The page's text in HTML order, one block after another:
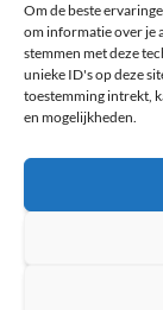
Om de beste
om informatie over je
stemmen met deze
unieke ID's op deze
toestemming intrekt,
en mogelijkheden.
(071)
’s-